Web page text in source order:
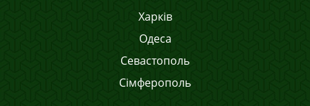
Харків
Одеса
Севастополь
Сімферополь